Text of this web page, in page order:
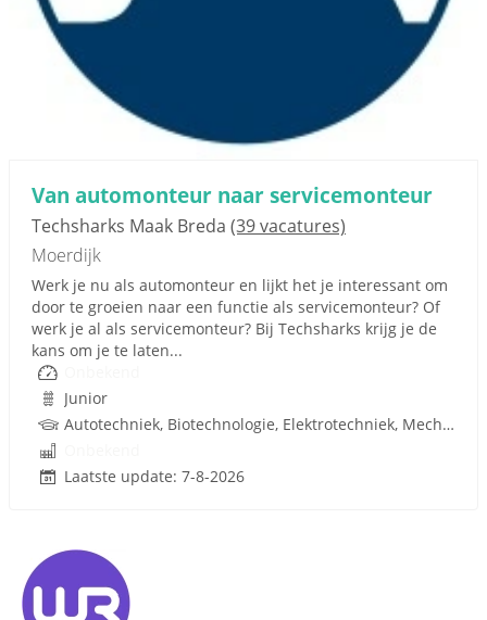
Van automonteur naar servicemonteur
Techsharks Maak Breda (39 vacatures)
Moerdijk
Werk je nu als automonteur en lijkt het je interessant om
door te groeien naar een functie als servicemonteur? Of
werk je al als servicemonteur? Bij Techsharks krijg je de
kans om je te laten...
Junior
Autotechniek, Biotechnologie, Elektrotechniek, Mechatronica, Werktuigbouwkunde, Metaal, Techniek, W-Installaties, Rijbewijs
Laatste update: 7-8-2026